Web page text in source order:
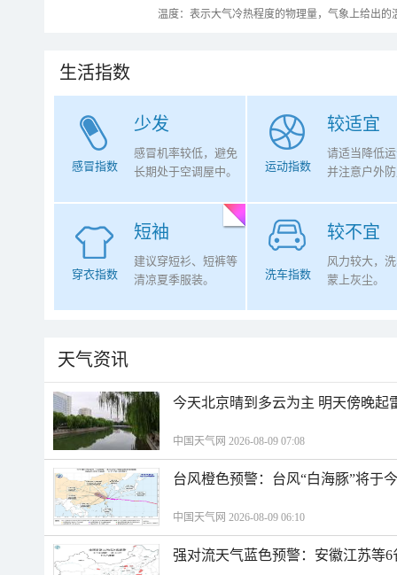
温度：表示大气冷热程度的物理量，气象上给出
生活指数
少发
感冒指数
感冒机率较低，避免
长期处于空调屋中。
较适宜
运动指数
请适当降低
并注意户外
短袖
穿衣指数
建议穿短衫、短裤等
清凉夏季服装。
较不宜
洗车指数
风力较大，
蒙上灰尘。
天气资讯
今天北京晴到多云为主 明天傍晚起
中国天气网 2026-08-09 07:08
台风橙色预警：台风“白海豚”将于
中国天气网 2026-08-09 06:10
强对流天气蓝色预警：安徽江苏等